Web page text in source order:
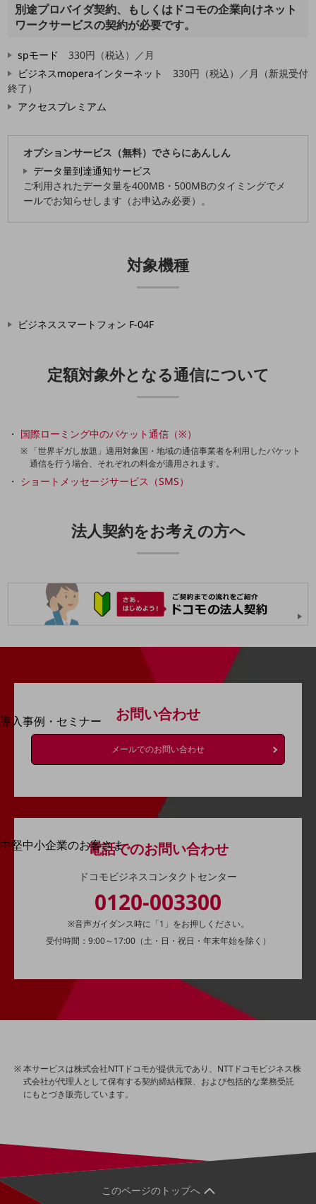
小売業
キーワードで探す
モバイルTOP
法人向けスマホ・携帯に関する、
おすすめの機種、料金やサービスをご紹介
製品TOP
ビジネス向けスマートフォン
タフネススマートフォン
データ通信製品
IOT完了済みメーカーブランド製品
ドコモBiz データ無制限 ドコモ MAX ドコモ mini ドコモBiz かけ放題
5Gデータプラス
データプラス
IoT向け回線料金
運用保守・故障紛失サポート
回線・ネットワーク
お手続き
サービスをご利用中のお客さま
導入事例・セミナー
導入事例TOP
最新の導入事例や注目の導入事例をご紹介します
開催・出展する各種セミナー、イベント情報をご紹介します
別ウィンドウで開きます
中堅中小企業のお客さま
NTTドコモビジネスウォッチ
ビジネスお役立ち情報
旬な話題やお役立ち資料などDXの課題を
お役立ち資料ダウンロード
中堅中小企業向け
サービス・ソリューション
課題やニーズに合ったサービスをご紹介し、
お悩みから見つけるTOP
ネットワーク
バックオフィス
リモート・ハイブリッドワーク
セキュリティ
別途プロバイダ契約、もしくはドコモの企業向けネット
ワークサービスの契約が必要です。
spモード
330円（税込）／月
ビジネスmoperaインターネット
330円（税込）／月（新規受付
終了）
アクセスプレミアム
オプションサービス（無料）でさらにあんしん
データ量到達通知サービス
ご利用されたデータ量を400MB・500MBのタイミングでメ
ールでお知らせします（お申込み必要）。
対象機種
ビジネススマートフォン F-04F
定額対象外となる通信について
国際ローミング中のパケット通信（※）
「世界ギガし放題」適用対象国・地域の通信事業者を利用したパケット
通信を行う場合、それぞれの料金が適用されます。
ショートメッセージサービス（SMS）
法人契約をお考えの方へ
お問い合わせ
メールでのお問い合わせ
電話でのお問い合わせ
ドコモビジネスコンタクトセンター
0120-003300
※音声ガイダンス時に「1」をお押しください。
受付時間：9:00～17:00（土・日・祝日・年末年始を除く）
本サービスは株式会社NTTドコモが提供元であり、NTTドコモビジネス株
式会社が代理人として保有する契約締結権限、および包括的な業務受託
にもとづき販売しています。
このページのトップへ